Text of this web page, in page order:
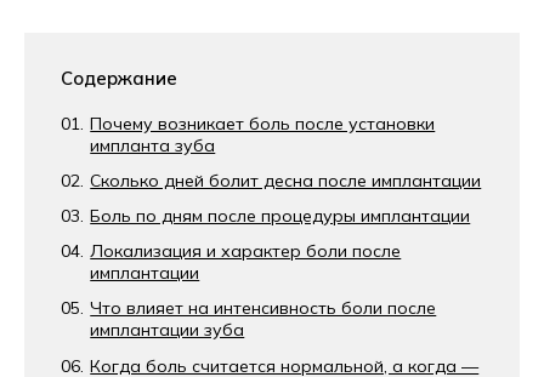
Содержание
Почему возникает боль после установки
импланта зуба
Сколько дней болит десна после имплантации
Боль по дням после процедуры имплантации
Локализация и характер боли после
имплантации
Что влияет на интенсивность боли после
имплантации зуба
Когда боль считается нормальной, а когда —